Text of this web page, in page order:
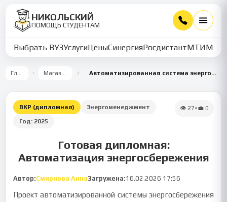
НИКОЛЬСКИЙ
ПОМОЩЬ СТУДЕНТАМ
Выбрать ВУЗУслугиЦеныСинергияРосдистантМТИММУ
Главная Магазин работ Автоматизированная система энергосбережения технологических процессов на АО МАЗ 'Москвич'
ВКР (дипломная)
Энергоменеджмент
Год: 2025
👁 27•💼 0
Готовая дипломная:
Автоматизация энергосбережения
Автор:Смирнова АннаЗагружена:16.02.2026 17:56
Проект автоматизированной системы энергосбережения